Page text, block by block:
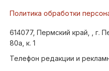
Политика обработки
614077, Пермский край, , г.
80а, к. 1
Телефон редакции и